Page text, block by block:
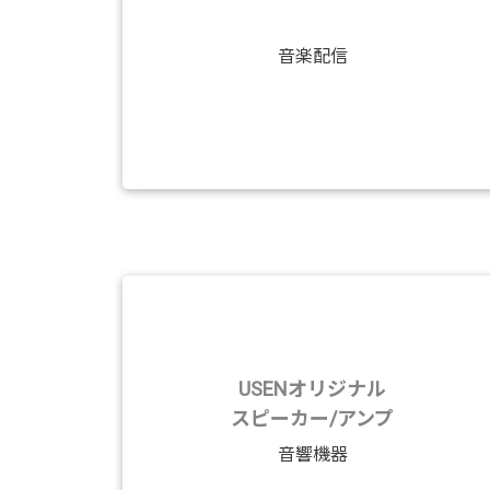
音楽配信
USENオリジナル
スピーカー/アンプ
音響機器